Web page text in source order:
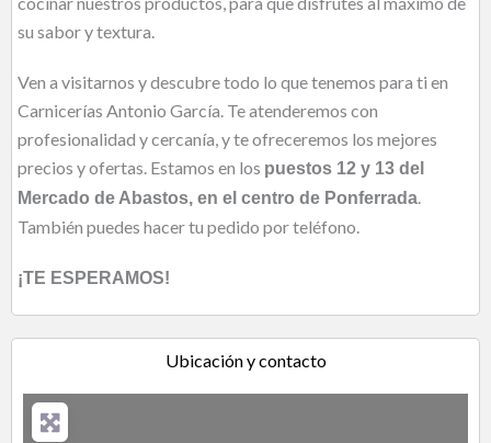
su sabor y textura.
Ven a visitarnos y descubre todo lo que tenemos para ti en
Carnicerías Antonio García. Te atenderemos con
profesionalidad y cercanía, y te ofreceremos los mejores
precios y ofertas. Estamos en los puestos 12 y 13 del
Mercado de Abastos, en el centro de Ponferrada
También puedes hacer tu pedido por teléfono.
¡TE ESPERAMOS!
Ubicación y contacto